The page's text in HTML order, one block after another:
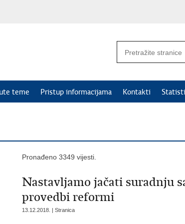
teme Pristup informacijama Kontakti
Pronađeno 3349 vijesti.
Nastavljamo jačati suradnju
provedbi reformi
13.12.2018. | Stranica